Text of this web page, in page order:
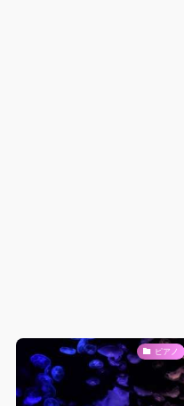
ピアノ